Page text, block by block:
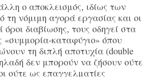
ο αποκλεισμός, ιδίως των
τη νόμιμη αγορά εργασίας και οι
όροι διαβίωσης, τους οδηγεί στα
«συμμορία-καταφύγιο» όπου
τη διπλή αποτυχία (double
δεν μπορούν να ζήσουν ούτε
ούτε ως επαγγελματίες